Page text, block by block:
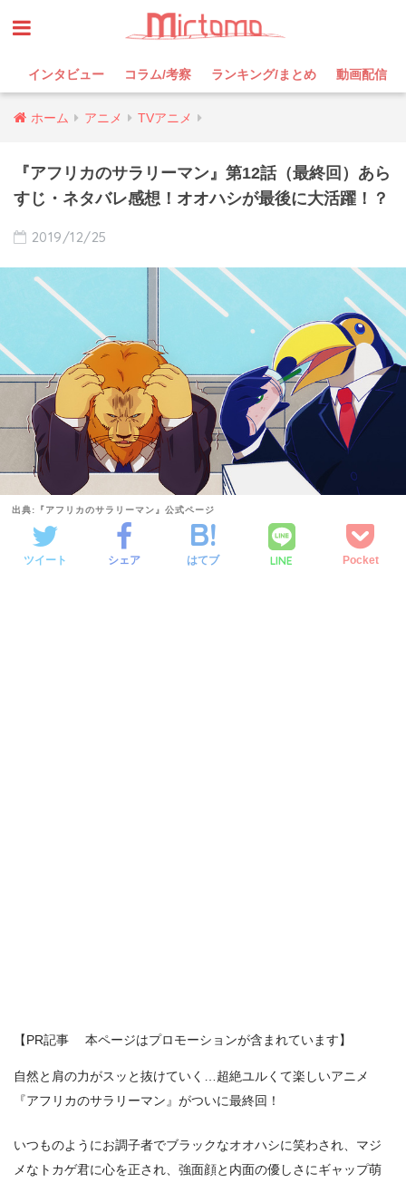
インタビュー コラム/考察 ランキング/まとめ 動画配信
ホーム アニメ TVアニメ
『アフリカのサラリーマン』第12話（最終回）あら
すじ・ネタバレ感想！オオハシが最後に大活躍！？
2019/12/25
出典:『アフリカのサラリーマン』公式ページ
ツイート シェア はてブ LINE Pocket
【PR記事 本ページはプロモーションが含まれています】
自然と肩の力がスッと抜けていく…超絶ユルくて楽しいアニメ
『アフリカのサラリーマン』がついに最終回！
いつものようにお調子者でブラックなオオハシに笑わされ、マジ
メなトカゲ君に心を正され、強面顔と内面の優しさにギャップ萌